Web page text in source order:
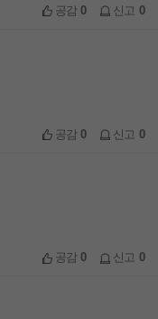
공감0 신고 0
공감0 신고 0
공감0 신고 0